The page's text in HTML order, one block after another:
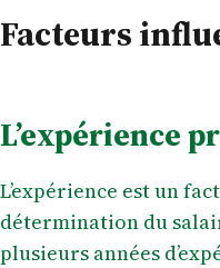
Facteurs
L’expérience
L’expérience est un
détermination du
plusieurs années